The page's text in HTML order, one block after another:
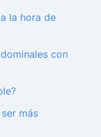
la hora de
con
más